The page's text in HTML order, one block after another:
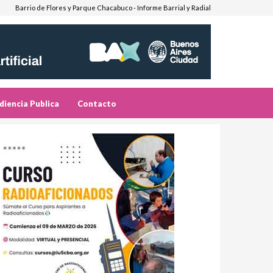
Barrio de Flores y Parque Chacabuco - Informe Barrial y Radial
Publica Contacto